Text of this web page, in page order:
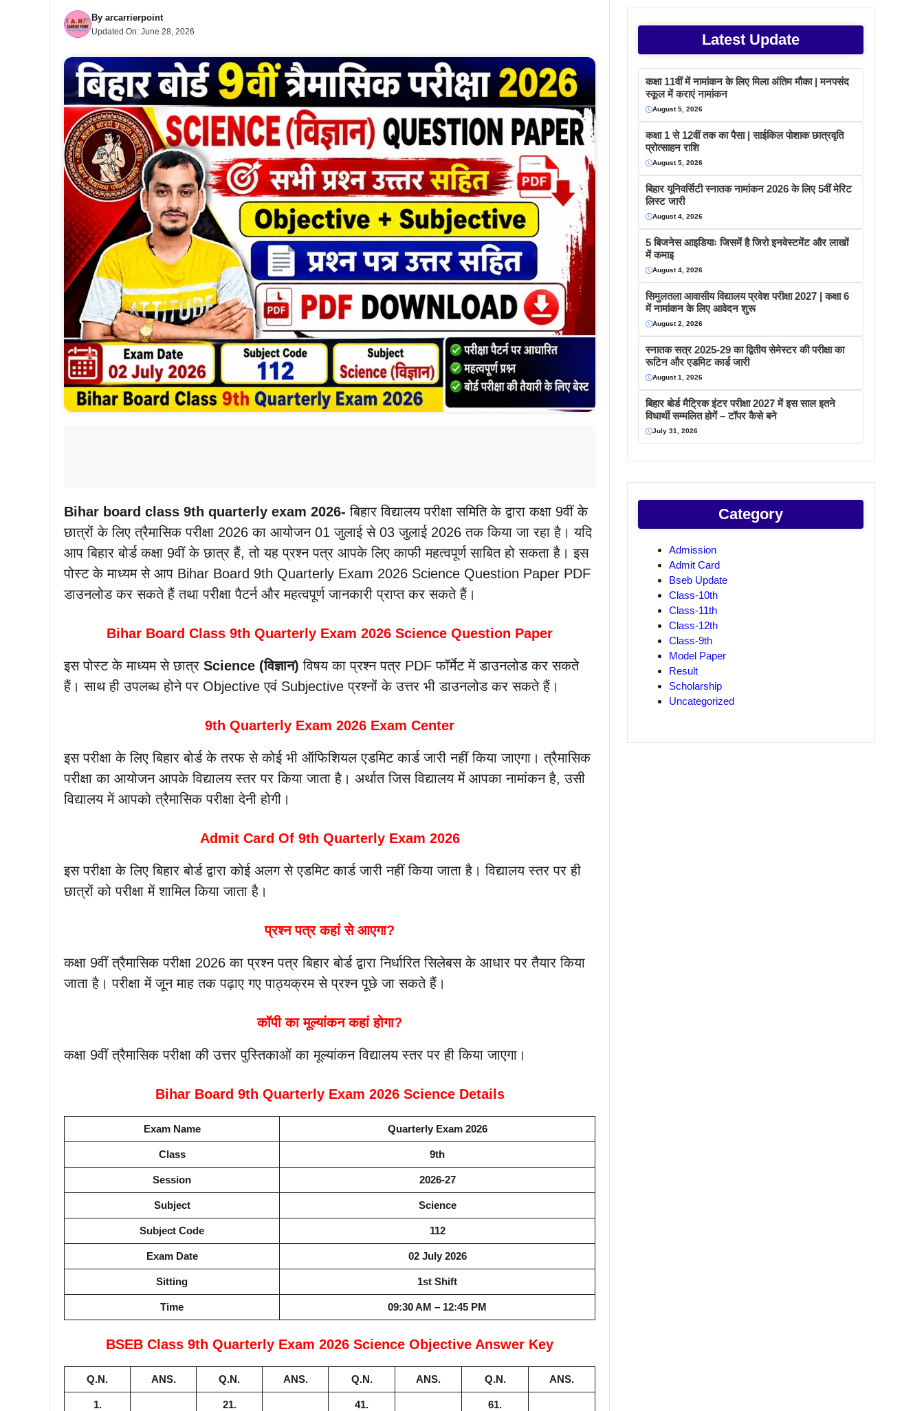
By arcarrierpoint
Updated On: June 28, 2026
Bihar board class 9th quarterly exam 2026- बिहार विद्यालय परीक्षा समिति के द्वारा कक्षा 9वीं के
छात्रों के लिए त्रैमासिक परीक्षा 2026 का आयोजन 01 जुलाई से 03 जुलाई 2026 तक किया जा रहा है। यदि
आप बिहार बोर्ड कक्षा 9वीं के छात्र हैं, तो यह प्रश्न पत्र आपके लिए काफी महत्वपूर्ण साबित हो सकता है। इस
पोस्ट के माध्यम से आप Bihar Board 9th Quarterly Exam 2026 Science Question Paper PDF
डाउनलोड कर सकते हैं तथा परीक्षा पैटर्न और महत्वपूर्ण जानकारी प्राप्त कर सकते हैं।
Bihar Board Class 9th Quarterly Exam 2026 Science Question Paper
इस पोस्ट के माध्यम से छात्र Science (विज्ञान) विषय का प्रश्न पत्र PDF फॉर्मेट में डाउनलोड कर सकते
हैं। साथ ही उपलब्ध होने पर Objective एवं Subjective प्रश्नों के उत्तर भी डाउनलोड कर सकते हैं।
9th Quarterly Exam 2026 Exam Center
इस परीक्षा के लिए बिहार बोर्ड के तरफ से कोई भी ऑफिशियल एडमिट कार्ड जारी नहीं किया जाएगा। त्रैमासिक
परीक्षा का आयोजन आपके विद्यालय स्तर पर किया जाता है। अर्थात जिस विद्यालय में आपका नामांकन है, उसी
विद्यालय में आपको त्रैमासिक परीक्षा देनी होगी।
Admit Card Of 9th Quarterly Exam 2026
इस परीक्षा के लिए बिहार बोर्ड द्वारा कोई अलग से एडमिट कार्ड जारी नहीं किया जाता है। विद्यालय स्तर पर ही
छात्रों को परीक्षा में शामिल किया जाता है।
प्रश्न पत्र कहां से आएगा?
कक्षा 9वीं त्रैमासिक परीक्षा 2026 का प्रश्न पत्र बिहार बोर्ड द्वारा निर्धारित सिलेबस के आधार पर तैयार किया
जाता है। परीक्षा में जून माह तक पढ़ाए गए पाठ्यक्रम से प्रश्न पूछे जा सकते हैं।
कॉपी का मूल्यांकन कहां होगा?
कक्षा 9वीं त्रैमासिक परीक्षा की उत्तर पुस्तिकाओं का मूल्यांकन विद्यालय स्तर पर ही किया जाएगा।
Bihar Board 9th Quarterly Exam 2026 Science Details
Exam Name Quarterly Exam 2026
Class 9th
Session 2026-27
Subject Science
Subject Code 112
Exam Date 02 July 2026
Sitting 1st Shift
Time 09:30 AM – 12:45 PM
BSEB Class 9th Quarterly Exam 2026 Science Objective Answer Key
Q.N. ANS. Q.N. ANS. Q.N. ANS. Q.N. ANS.
1. 21. 41. 61.
Latest Update
कक्षा 11वीं में नामांकन के लिए मिला अंतिम मौका | मनपसंद
स्कूल में कराएं नामांकन
August 5, 2026
कक्षा 1 से 12वीं तक का पैसा | साईकिल पोशाक छात्रवृति
प्रोत्साहन राशि
August 5, 2026
बिहार यूनिवर्सिटी स्नातक नामांकन 2026 के लिए 5वीं मेरिट
लिस्ट जारी
August 4, 2026
5 बिजनेस आइडियाः जिसमें है जिरो इनवेस्टमेंट और लाखों
में कमाइ
August 4, 2026
सिमुलतला आवासीय विद्यालय प्रवेश परीक्षा 2027 | कक्षा 6
में नामांकन के लिए आवेदन शुरू
August 2, 2026
स्नातक सत्र 2025-29 का द्वितीय सेमेस्टर की परीक्षा का
रूटिन और एडमिट कार्ड जारी
August 1, 2026
बिहार बोर्ड मैट्रिक इंटर परीक्षा 2027 में इस साल इतने
विधार्थी सम्मलित होगें – टॉपर कैसे बने
July 31, 2026
Category
Admission
Admit Card
Bseb Update
Class-10th
Class-11th
Class-12th
Class-9th
Model Paper
Result
Scholarship
Uncategorized